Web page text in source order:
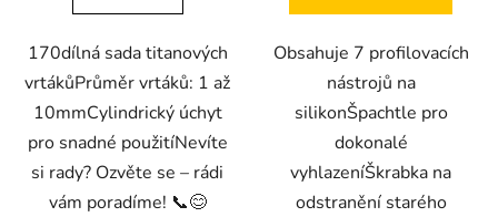
170dílná sada titanových
vrtákůPrůměr vrtáků: 1 až
10mmCylindrický úchyt
pro snadné použitíNevíte
si rady? Ozvěte se – rádi
vám poradíme! 📞😊
Obsahuje 7 profilovacích
nástrojů na
silikonŠpachtle pro
dokonalé
vyhlazeníŠkrabka na
odstranění starého